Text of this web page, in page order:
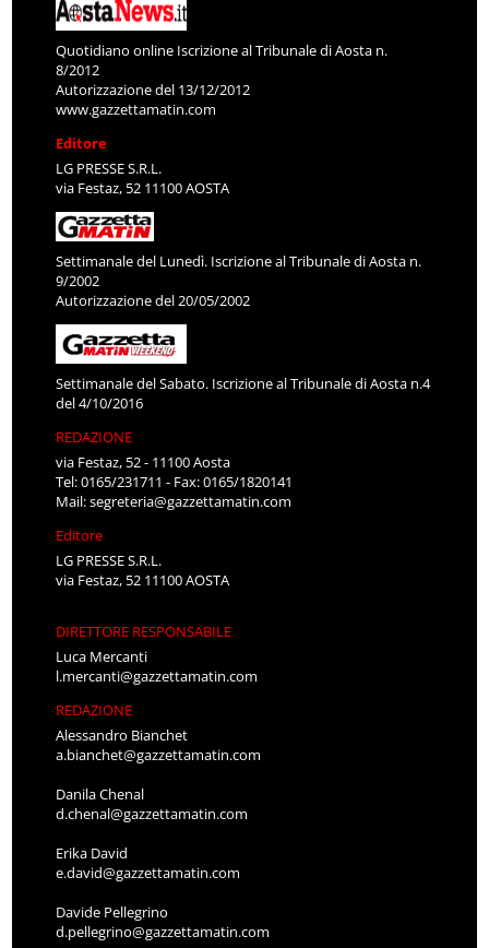
Quotidiano online Iscrizione al Tribunale di Aosta n.
8/2012
Autorizzazione del 13/12/2012
www.gazzettamatin.com
Editore
LG PRESSE S.R.L.
via Festaz, 52 11100 AOSTA
Settimanale del Lunedì. Iscrizione al Tribunale di Aosta n.
9/2002
Autorizzazione del 20/05/2002
Settimanale del Sabato. Iscrizione al Tribunale di Aosta n.4
del 4/10/2016
REDAZIONE
via Festaz, 52 - 11100 Aosta
Tel: 0165/231711 - Fax: 0165/1820141
Mail:segreteria@gazzettamatin.com
Editore
LG PRESSE S.R.L.
via Festaz, 52 11100 AOSTA
DIRETTORE RESPONSABILE
Luca Mercanti
l.mercanti@gazzettamatin.com
REDAZIONE
Alessandro Bianchet
a.bianchet@gazzettamatin.com
Danila Chenal
d.chenal@gazzettamatin.com
Erika David
e.david@gazzettamatin.com
Davide Pellegrino
d.pellegrino@gazzettamatin.com